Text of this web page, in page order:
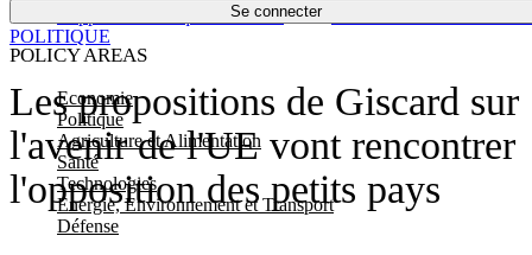
Se connecter
POLICY AREAS
Economie
Politique
Agriculture et Alimentation
Santé
Technologies
Energie, Environnement et Transport
Défense
Économie
Les propositions de Giscard sur
l'avenir de l'UE vont rencontrer
l'opposition des petits pays
POLITIQUE